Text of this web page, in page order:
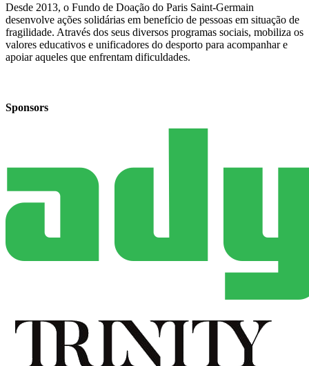
Desde 2013, o Fundo de Doação do Paris Saint-Germain
desenvolve ações solidárias em benefício de pessoas em situação de
fragilidade. Através dos seus diversos programas sociais, mobiliza os
valores educativos e unificadores do desporto para acompanhar e
apoiar aqueles que enfrentam dificuldades.
Sponsors